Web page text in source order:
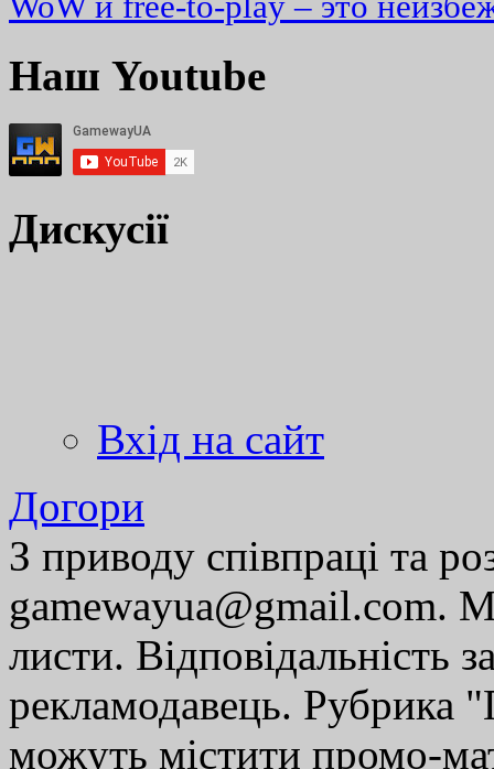
Наш Youtube
Дискусії
Вхід на сайт
Догори
З приводу співпраці та
gamewayua@gmail.com.
листи. Відповідальність
рекламодавець. Рубрика
можуть містити промо-